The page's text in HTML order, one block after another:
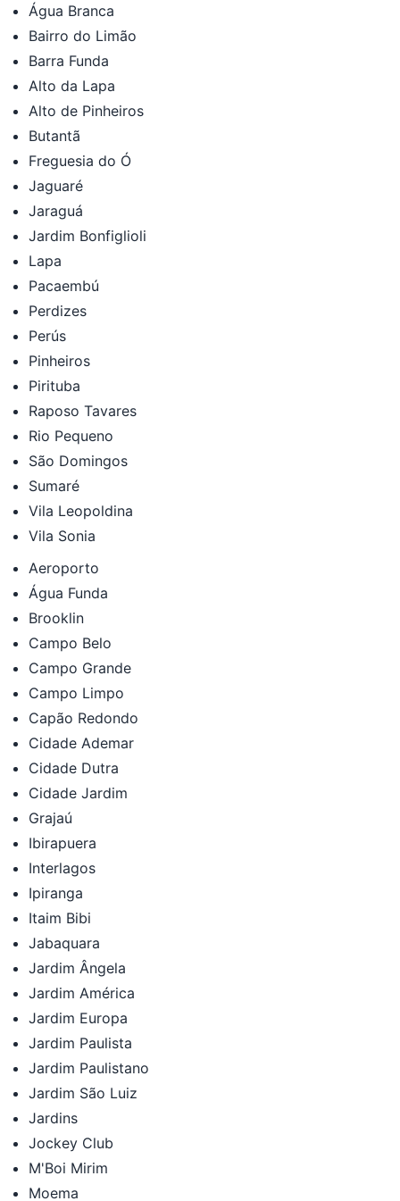
Água Branca
Bairro do Limão
Barra Funda
Alto da Lapa
Alto de Pinheiros
Butantã
Freguesia do Ó
Jaguaré
Jaraguá
Jardim Bonfiglioli
Lapa
Pacaembú
Perdizes
Perús
Pinheiros
Pirituba
Raposo Tavares
Rio Pequeno
São Domingos
Sumaré
Vila Leopoldina
Vila Sonia
Aeroporto
Água Funda
Brooklin
Campo Belo
Campo Grande
Campo Limpo
Capão Redondo
Cidade Ademar
Cidade Dutra
Cidade Jardim
Grajaú
Ibirapuera
Interlagos
Ipiranga
Itaim Bibi
Jabaquara
Jardim Ângela
Jardim América
Jardim Europa
Jardim Paulista
Jardim Paulistano
Jardim São Luiz
Jardins
Jockey Club
M'Boi Mirim
Moema